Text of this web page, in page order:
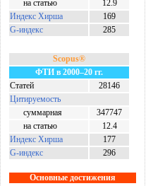
на статью
12.9
Индекс Хирша
169
G-индекс
285
Scopus®
ФТИ в 2000–20 гг.
Статей
28146
Цитируемость
суммарная
347747
на статью
12.4
Индекс Хирша
177
G-индекс
296
Основные достижения